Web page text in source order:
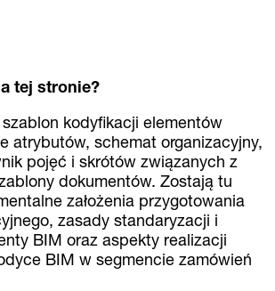
tej stronie?
kodyfikacji elementów
atrybutów, schemat organizacyjny,
pojęć i skrótów związanych z
dokumentów. Zostają tu
założenia przygotowania
zasady standaryzacji i
BIM oraz aspekty realizacji
BIM w segmencie zamówień